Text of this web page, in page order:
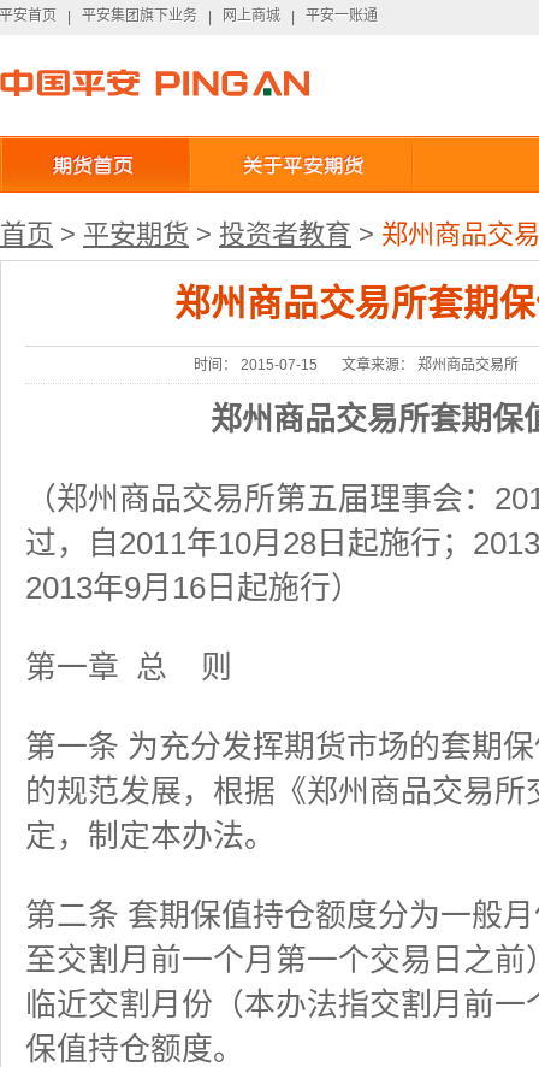
平安首页
平安首页 平安集团旗下业务
平安集团旗下业务 网上商城
网上商城 平安一账通
平安一账通
首页 > 平安期货 > 投资者教育 > 郑州商品交
郑州商品交易所套期
时间： 2015-07-15 文章来源： 郑州商品交易所
郑州商品交易所套期保
（郑州商品交易所第五届理事会：
过，自2011年10月28日起施行；
2013年9月16日起施行）
第一章 总 则
第一条 为充分发挥期货市场的套期
的规范发展，根据《郑州商品交易
定，制定本办法。
第二条 套期保值持仓额度分为一般
至交割月前一个月第一个交易日之
临近交割月份（本办法指交割月前
保值持仓额度。